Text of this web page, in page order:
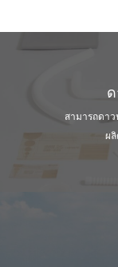
สามารถดา
ผ